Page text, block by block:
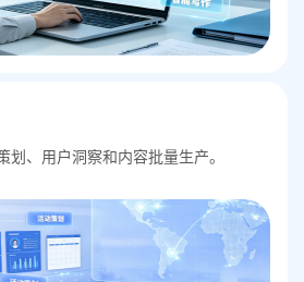
划、用户洞察和内容批量生产。